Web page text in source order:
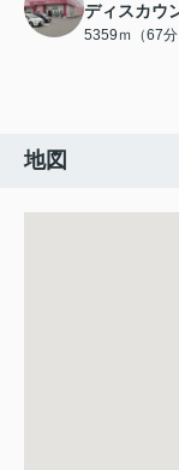
ディスカウ
5359ｍ（67分
地図